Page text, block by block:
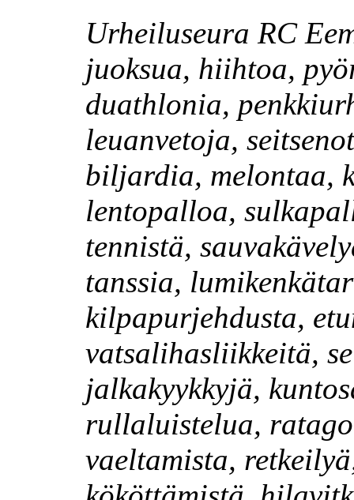
Urheiluseura RC
juoksua, hiihtoa,
duathlonia,
leuanvetoja,
biljardia, melontaa,
lentopalloa,
tennistä,
tanssia,
kilpapurjehdusta,
vatsalihasliikkeitä,
jalkakyykkyjä,
rullaluistelua,
vaeltamista,